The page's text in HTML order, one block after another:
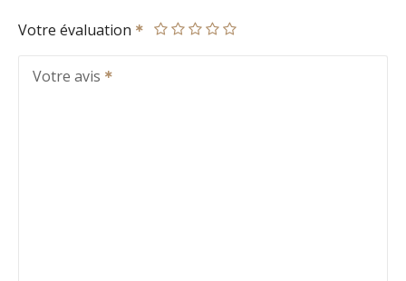
Votre évaluation
Votre avis